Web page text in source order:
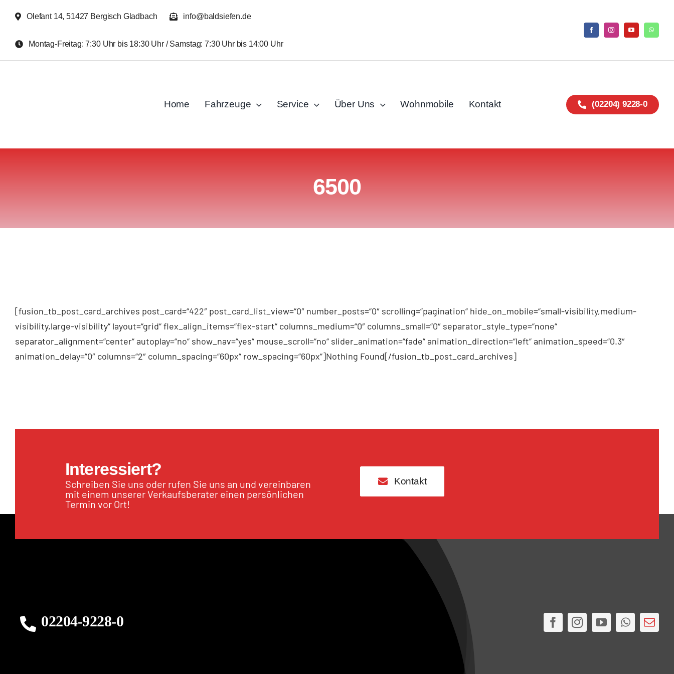
Inhalt
Olefant 14, 51427 Bergisch Gladbach info@baldsiefen.de
Montag-Freitag: 7:30 Uhr bis 18:30 Uhr / Samstag: 7:30 Uhr bis 14:00 Uhr
Home Fahrzeuge Service Über Uns Wohnmobile Kontakt (02204) 9228-0
6500
[fusion_tb_post_card_archives post_card=“422″ post_card_list_view=“0″ number_posts=“0″ scrolling=“pagination“ hide_on_mobile=“small-visibility,medium-
visibility,large-visibility“ layout=“grid“ flex_align_items=“flex-start“ columns_medium=“0″ columns_small=“0″ separator_style_type=“none“
separator_alignment=“center“ autoplay=“no“ show_nav=“yes“ mouse_scroll=“no“ slider_animation=“fade“ animation_direction=“left“ animation_speed=“0.3″
animation_delay=“0″ columns=“2″ column_spacing=“60px“ row_spacing=“60px“]Nothing Found[/fusion_tb_post_card_archives]
Interessiert?
Schreiben Sie uns oder rufen Sie uns an und vereinbaren
mit einem unserer Verkaufsberater einen persönlichen
Termin vor Ort!
Kontakt
02204-9228-0